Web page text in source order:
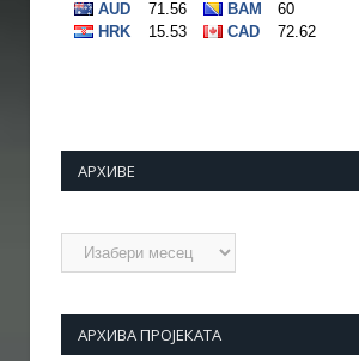
АРХИВЕ
Архиве
АРХИВА ПРОЈЕКАТА